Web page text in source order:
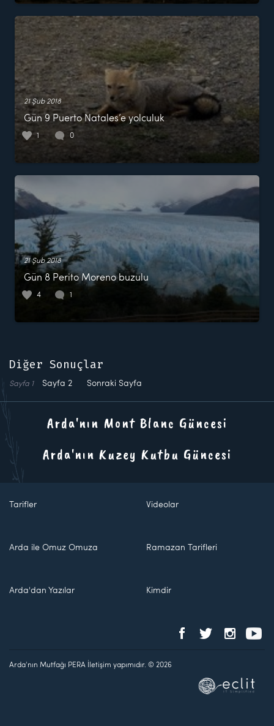
21 Şub 2018
Gün 9 Puerto Natales’e yolculuk
1 0
21 Şub 2018
Gün 8 Perito Moreno buzulu
4 1
Diğer Sonuçlar
Sayfa 1 Sayfa 2 Sonraki Sayfa
Arda'nın Mont Blanc Güncesi
Arda'nın Kuzey Kutbu Güncesi
Tarifler Videolar
Arda ile Omuz Omuza Ramazan Tarifleri
Arda'dan Yazılar Kimdir
Arda'nın Mutfağı PERA İletişim yapımıdır. © 2026